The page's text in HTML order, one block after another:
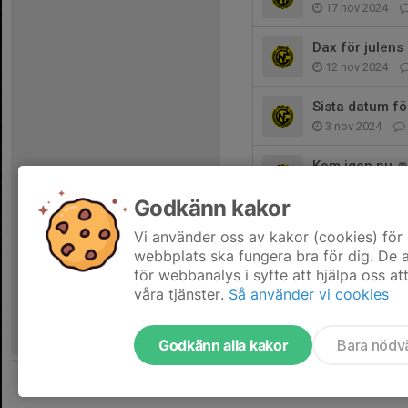
17 nov 2024
Dax för julens
12 nov 2024
Sista datum
3 nov 2024
Kom igen nu
13 okt 2024
Godkänn kakor
Vi använder oss av kakor (cookies)
webbplats ska fungera bra för dig. De
för webbanalys i syfte att hjälpa oss
våra tjänster. Så använder vi cookies
Godkänn alla kakor Bara